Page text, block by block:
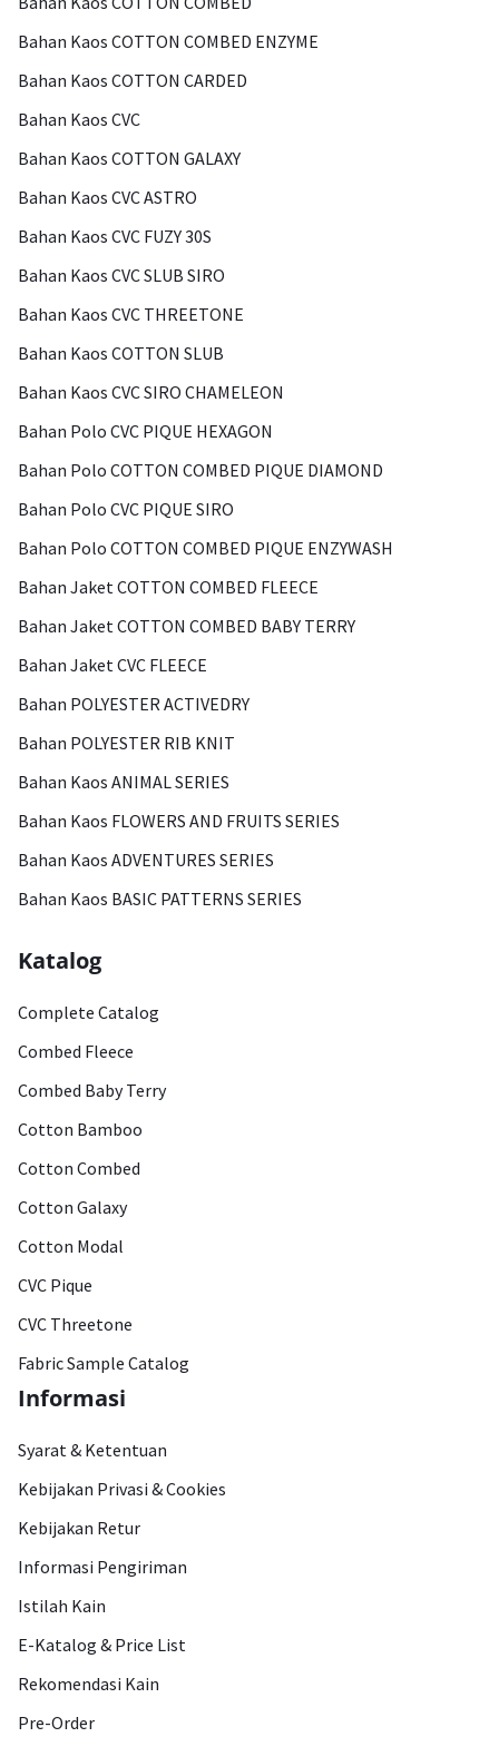
Bahan Kaos COTTON COMBED ENZYME
Bahan Kaos COTTON CARDED
Bahan Kaos CVC
Bahan Kaos COTTON GALAXY
Bahan Kaos CVC ASTRO
Bahan Kaos CVC FUZY 30S
Bahan Kaos CVC SLUB SIRO
Bahan Kaos CVC THREETONE
Bahan Kaos COTTON SLUB
Bahan Kaos CVC SIRO CHAMELEON
Bahan Polo CVC PIQUE HEXAGON
Bahan Polo COTTON COMBED PIQUE DIAMOND
Bahan Polo CVC PIQUE SIRO
Bahan Polo COTTON COMBED PIQUE ENZYWASH
Bahan Jaket COTTON COMBED FLEECE
Bahan Jaket COTTON COMBED BABY TERRY
Bahan Jaket CVC FLEECE
Bahan POLYESTER ACTIVEDRY
Bahan POLYESTER RIB KNIT
Bahan Kaos ANIMAL SERIES
Bahan Kaos FLOWERS AND FRUITS SERIES
Bahan Kaos ADVENTURES SERIES
Bahan Kaos BASIC PATTERNS SERIES
Katalog
Complete Catalog
Combed Fleece
Combed Baby Terry
Cotton Bamboo
Cotton Combed
Cotton Galaxy
Cotton Modal
CVC Pique
CVC Threetone
Fabric Sample Catalog
Informasi
Syarat & Ketentuan
Kebijakan Privasi & Cookies
Kebijakan Retur
Informasi Pengiriman
Istilah Kain
E-Katalog & Price List
Rekomendasi Kain
Pre-Order